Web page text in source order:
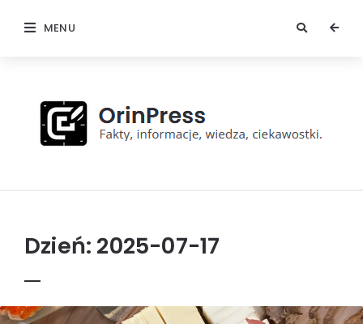
MENU
Dzień: 2025-07-17